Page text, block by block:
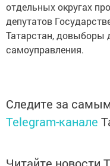
отдельных округах
депутатов
Татарстан, довыборы
самоуправления.
Следите за
Telegram-канале